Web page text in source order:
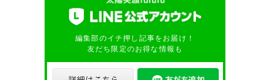
編集部のイチ押し記事をお届け！
友だち限定のお得な情報も